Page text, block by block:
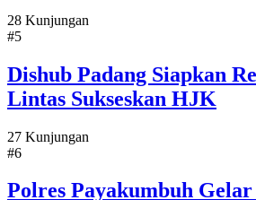
28 Kunjungan
#5
Dishub Padang Siapkan
Lintas Sukseskan HJK
27 Kunjungan
#6
Polres Payakumbuh Gelar